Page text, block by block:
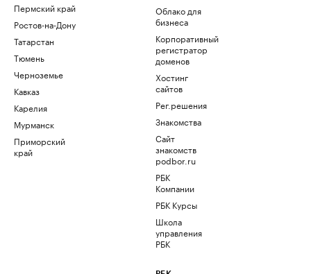
Пермский край
Ростов-на-Дону
Татарстан
Тюмень
Черноземье
Кавказ
Карелия
Мурманск
Приморский
край
Облако для
бизнеса
Корпоративный
регистратор
доменов
Хостинг
сайтов
Рег.решения
Знакомства
Сайт
знакомств
podbor.ru
РБК
Компании
РБК Курсы
Школа
управления
РБК